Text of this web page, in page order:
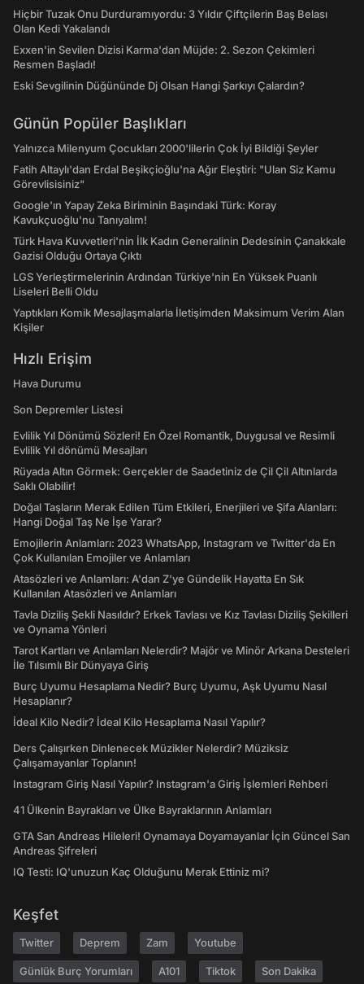
Hiçbir Tuzak Onu Durduramıyordu: 3 Yıldır Çiftçilerin Baş Belası
Olan Kedi Yakalandı
Exxen'in Sevilen Dizisi Karma'dan Müjde: 2. Sezon Çekimleri
Resmen Başladı!
Eski Sevgilinin Düğününde Dj Olsan Hangi Şarkıyı Çalardın?
Günün Popüler Başlıkları
Yalnızca Milenyum Çocukları 2000'lilerin Çok İyi Bildiği Şeyler
Fatih Altaylı'dan Erdal Beşikçioğlu'na Ağır Eleştiri: "Ulan Siz Kamu
Görevlisisiniz"
Google'ın Yapay Zeka Biriminin Başındaki Türk: Koray
Kavukçuoğlu'nu Tanıyalım!
Türk Hava Kuvvetleri'nin İlk Kadın Generalinin Dedesinin Çanakkale
Gazisi Olduğu Ortaya Çıktı
LGS Yerleştirmelerinin Ardından Türkiye'nin En Yüksek Puanlı
Liseleri Belli Oldu
Yaptıkları Komik Mesajlaşmalarla İletişimden Maksimum Verim Alan
Kişiler
Hızlı Erişim
Hava Durumu
Son Depremler Listesi
Evlilik Yıl Dönümü Sözleri! En Özel Romantik, Duygusal ve Resimli
Evlilik Yıl dönümü Mesajları
Rüyada Altın Görmek: Gerçekler de Saadetiniz de Çil Çil Altınlarda
Saklı Olabilir!
Doğal Taşların Merak Edilen Tüm Etkileri, Enerjileri ve Şifa Alanları:
Hangi Doğal Taş Ne İşe Yarar?
Emojilerin Anlamları: 2023 WhatsApp, Instagram ve Twitter'da En
Çok Kullanılan Emojiler ve Anlamları
Atasözleri ve Anlamları: A'dan Z'ye Gündelik Hayatta En Sık
Kullanılan Atasözleri ve Anlamları
Tavla Diziliş Şekli Nasıldır? Erkek Tavlası ve Kız Tavlası Diziliş Şekilleri
ve Oynama Yönleri
Tarot Kartları ve Anlamları Nelerdir? Majör ve Minör Arkana Desteleri
İle Tılsımlı Bir Dünyaya Giriş
Burç Uyumu Hesaplama Nedir? Burç Uyumu, Aşk Uyumu Nasıl
Hesaplanır?
İdeal Kilo Nedir? İdeal Kilo Hesaplama Nasıl Yapılır?
Ders Çalışırken Dinlenecek Müzikler Nelerdir? Müziksiz
Çalışamayanlar Toplanın!
Instagram Giriş Nasıl Yapılır? Instagram'a Giriş İşlemleri Rehberi
41 Ülkenin Bayrakları ve Ülke Bayraklarının Anlamları
GTA San Andreas Hileleri! Oynamaya Doyamayanlar İçin Güncel San
Andreas Şifreleri
IQ Testi: IQ'unuzun Kaç Olduğunu Merak Ettiniz mi?
Keşfet
Twitter Deprem Zam Youtube
Günlük Burç Yorumları A101 Tiktok Son Dakika